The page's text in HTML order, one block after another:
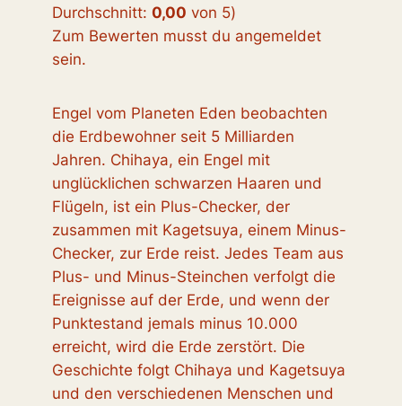
Durchschnitt:0,00 von 5)
Zum Bewerten musst du angemeldet
sein.
Engel vom Planeten Eden beobachten
die Erdbewohner seit 5 Milliarden
Jahren. Chihaya, ein Engel mit
unglücklichen schwarzen Haaren und
Flügeln, ist ein Plus-Checker, der
zusammen mit Kagetsuya, einem Minus-
Checker, zur Erde reist. Jedes Team aus
Plus- und Minus-Steinchen verfolgt die
Ereignisse auf der Erde, und wenn der
Punktestand jemals minus 10.000
erreicht, wird die Erde zerstört. Die
Geschichte folgt Chihaya und Kagetsuya
und den verschiedenen Menschen und